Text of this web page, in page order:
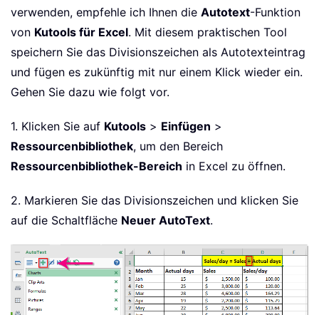
verwenden, empfehle ich Ihnen die Autotext-Funktion
von Kutools für Excel. Mit diesem praktischen Tool
speichern Sie das Divisionszeichen als Autotexteintrag
und fügen es zukünftig mit nur einem Klick wieder ein.
Gehen Sie dazu wie folgt vor.
1. Klicken Sie auf Kutools > Einfügen >
Ressourcenbibliothek, um den Bereich
Ressourcenbibliothek-Bereich in Excel zu öffnen.
2. Markieren Sie das Divisionszeichen und klicken Sie
auf die Schaltfläche Neuer AutoText.